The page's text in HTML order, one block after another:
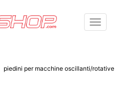
Toggle
piedini per macchine oscillanti/rotative